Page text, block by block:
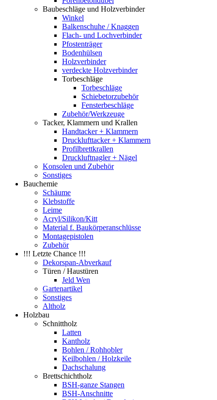
Baubeschläge und Holzverbinder
Winkel
Balkenschuhe / Knaggen
Flach- und Lochverbinder
Pfostenträger
Bodenhülsen
Holzverbinder
verdeckte Holzverbinder
Torbeschläge
Torbeschläge
Schiebetorzubehör
Fensterbeschläge
Zubehör/Werkzeuge
Tacker, Klammern und Krallen
Handtacker + Klammern
Drucklufttacker + Klammern
Profilbrettkrallen
Druckluftnagler + Nägel
Konsolen und Zubehör
Sonstiges
Bauchemie
Schäume
Klebstoffe
Leime
Acryl/Silikon/Kitt
Material f. Baukörperanschlüsse
Montagepistolen
Zubehör
!!! Letzte Chance !!!
Dekorspan-Abverkauf
Türen / Haustüren
Jeld Wen
Gartenartikel
Sonstiges
Altholz
Holzbau
Schnittholz
Latten
Kantholz
Bohlen / Rohhobler
Keilbohlen / Holzkeile
Dachschalung
Brettschichtholz
BSH-ganze Stangen
BSH-Anschnitte